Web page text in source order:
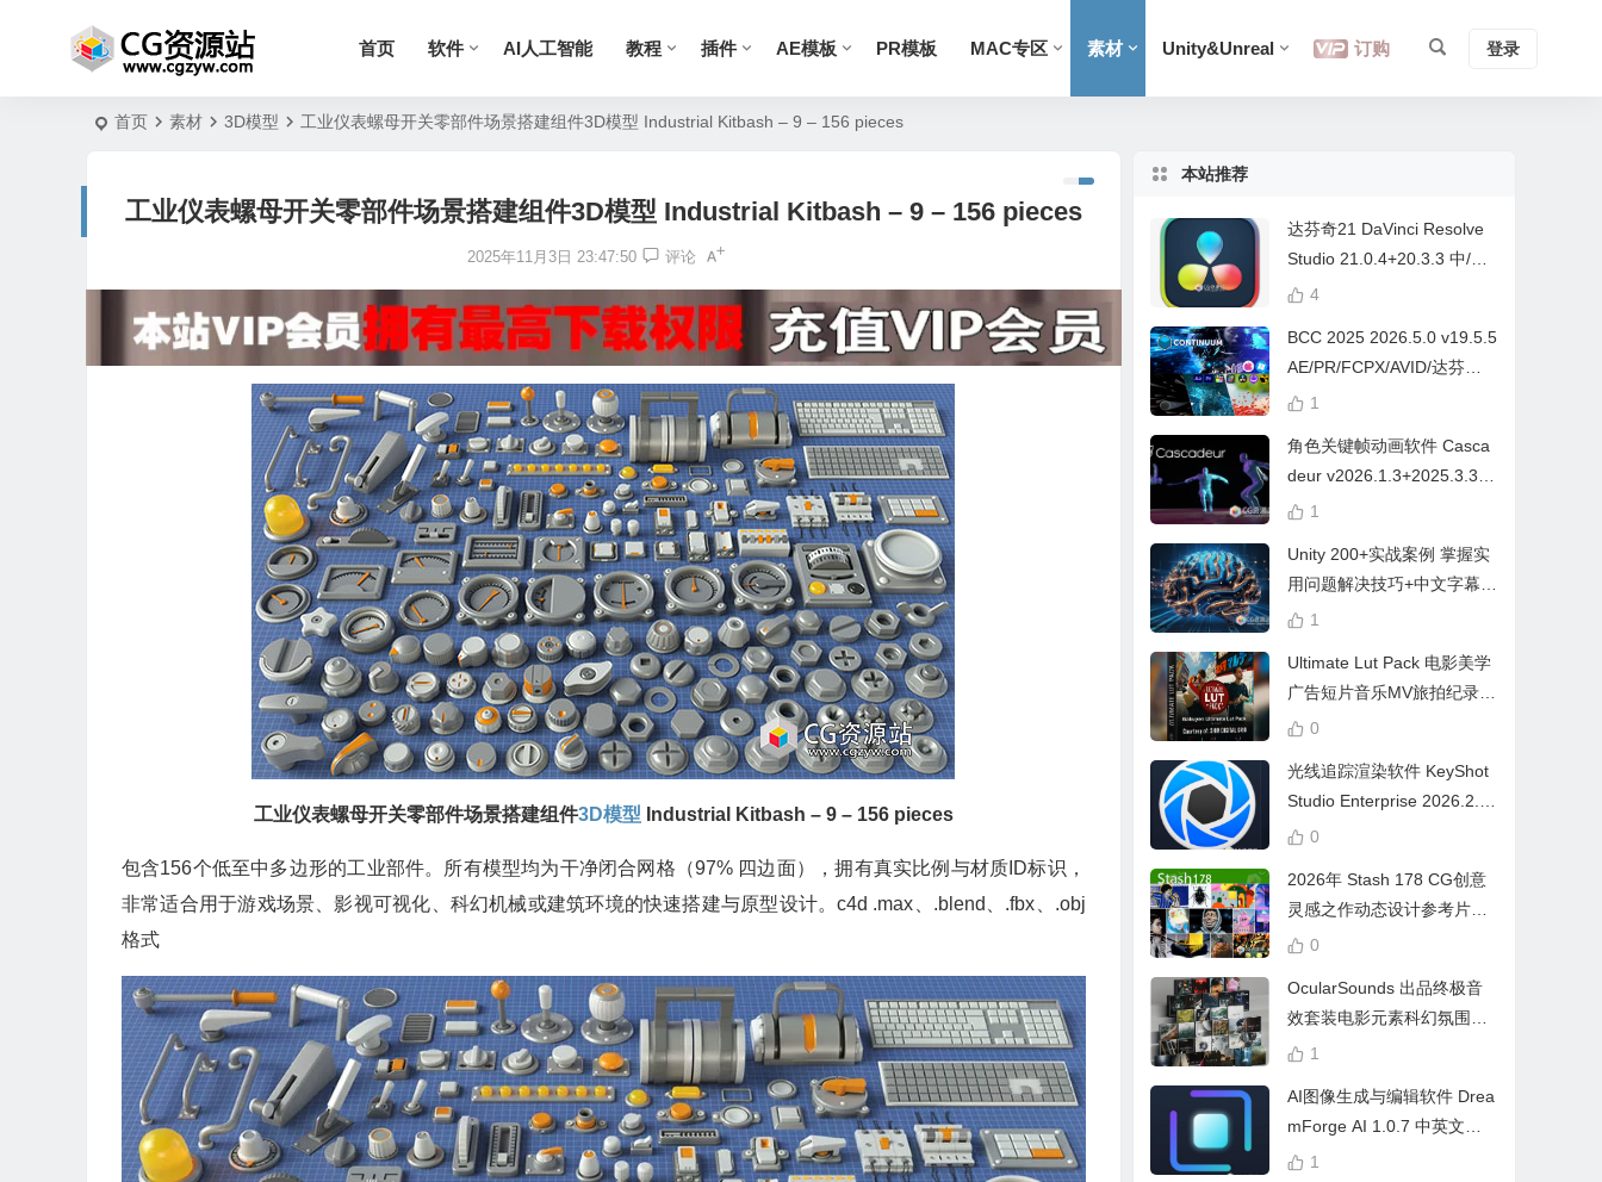
首页 软件 AI人工智能 教程 插件 AE模板 PR模板 MAC专区 素材 Unity&Unreal 订购 登录
首页 素材 3D模型 工业仪表螺母开关零部件场景搭建组件3D模型 Industrial Kitbash – 9 – 156 pieces
工业仪表螺母开关零部件场景搭建组件3D模型 Industrial Kitbash – 9 – 156 pieces
2025年11月3日 23:47:50 评论
工业仪表螺母开关零部件场景搭建组件3D模型 Industrial Kitbash – 9 – 156 pieces
包含156个低至中多边形的工业部件。所有模型均为干净闭合网格（97% 四边面），拥有真实比例与材质ID标识，
非常适合用于游戏场景、影视可视化、科幻机械或建筑环境的快速搭建与原型设计。c4d .max、.blend、.fbx、.obj
格式
本站推荐
达芬奇21 DaVinci Resolve
Studio 21.0.4+20.3.3 中/英
文 Win/Mac
4
BCC 2025 2026.5.0 v19.5.5
AE/PR/FCPX/AVID/达芬奇
视频特效插件Continuum Wi
1
角色关键帧动画软件 Casca
deur v2026.1.3+2025.3.3
Win/Mac+中文字幕教程
1
Unity 200+实战案例 掌握实
用问题解决技巧+中文字幕 L
earn Problem Solving
1
Ultimate Lut Pack 电影美学
广告短片音乐MV旅拍纪录片
视频调色预设
0
光线追踪渲染软件 KeyShot
Studio Enterprise 2026.2.1
Win中文版
0
2026年 Stash 178 CG创意
灵感之作动态设计参考片广
告视频动画短片合集
0
OcularSounds 出品终极音
效套装电影元素科幻氛围冲
击无人机音效素材包 Full Ac
1
AI图像生成与编辑软件 Drea
mForge AI 1.0.7 中英文多
语言 Win 本地离线运行
1